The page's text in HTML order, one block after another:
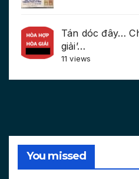
Tán dóc đây…
giải’…
11 views
You missed